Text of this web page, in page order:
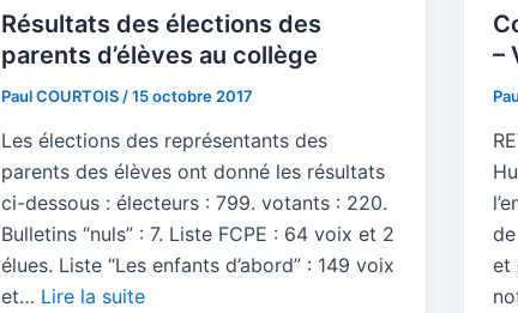
Résultats des élections des
parents d’élèves au collège
Paul COURTOIS /15 octobre 2017
Les élections des représentants des
parents des élèves ont donné les résultats
ci-dessous : électeurs : 799. votants : 220.
Bulletins “nuls” : 7. Liste FCPE : 64 voix et 2
élues. Liste “Les enfants d’abord” : 149 voix
et… Lire la suite
–
et